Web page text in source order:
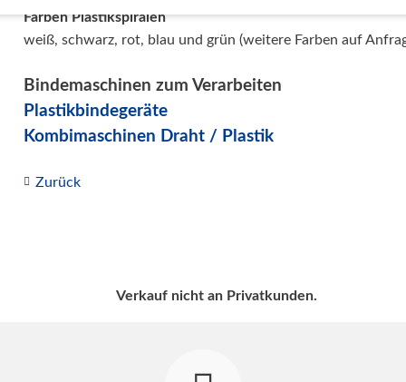
Farben Plastikspiralen
weiß, schwarz, rot, blau und grün (weitere Farben auf
Bindemaschinen zum Verarbeiten
Plastikbindegeräte
Kombimaschinen Draht / Plastik
Zurück
Verkauf nicht an Privatkunden.